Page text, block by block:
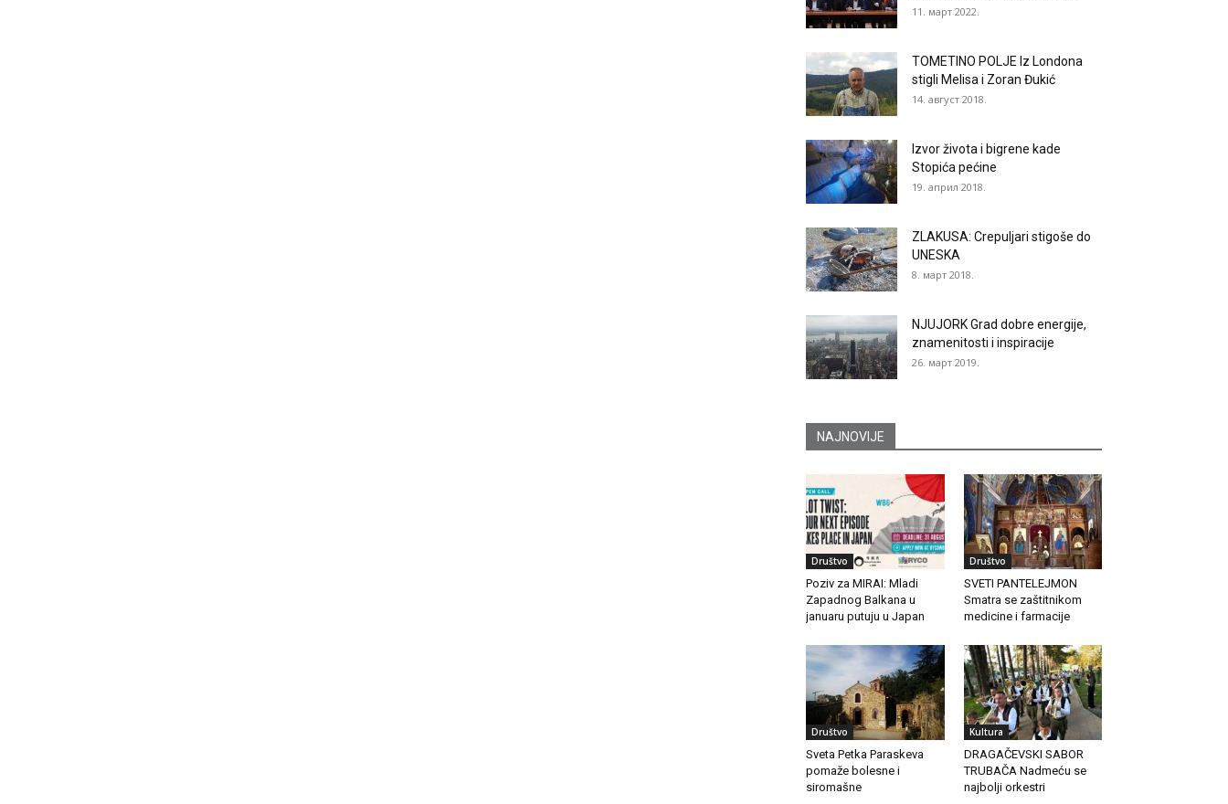
11. март 2022.
TOMETINO POLJE Iz Londona
stigli Melisa i Zoran Đukić
14. август 2018.
Izvor života i bigrene kade
Stopića pećine
19. април 2018.
ZLAKUSA: Crepuljari stigoše do
UNESKA
8. март 2018.
NJUJORK Grad dobre energije,
znamenitosti i inspiracije
26. март 2019.
NAJNOVIJE
Društvo
Poziv za MIRAI: Mladi
Zapadnog Balkana u
januaru putuju u Japan
Društvo
SVETI PANTELEJMON
Smatra se zaštitnikom
medicine i farmacije
Društvo
Sveta Petka Paraskeva
pomaže bolesne i
siromašne
Kultura
DRAGAČEVSKI SABOR
TRUBAČA Nadmeću se
najbolji orkestri